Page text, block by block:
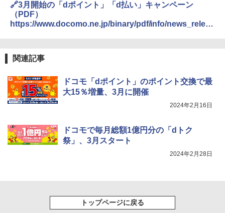
🔗3月開始の「dポイント」「d払い」キャンペーン
（PDF）
https://www.docomo.ne.jp/binary/pdf/info/news_releas
関連記事
ドコモ「dポイント」のポイント交換で最
大15％増量、3月に開催
2024年2月16日
ドコモで毎月総額1億円分の「dトク
祭」、3月スタート
2024年2月28日
トップページに戻る